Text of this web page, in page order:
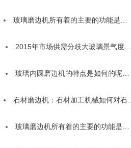
玻璃磨边机所有着的主要的功能是…
2015年市场供需分歧大玻璃景气度…
玻璃内圆磨边机的特点是如何的呢…
石材磨边机：石材加工机械如何对石…
玻璃磨边机所有着的主要的功能是…